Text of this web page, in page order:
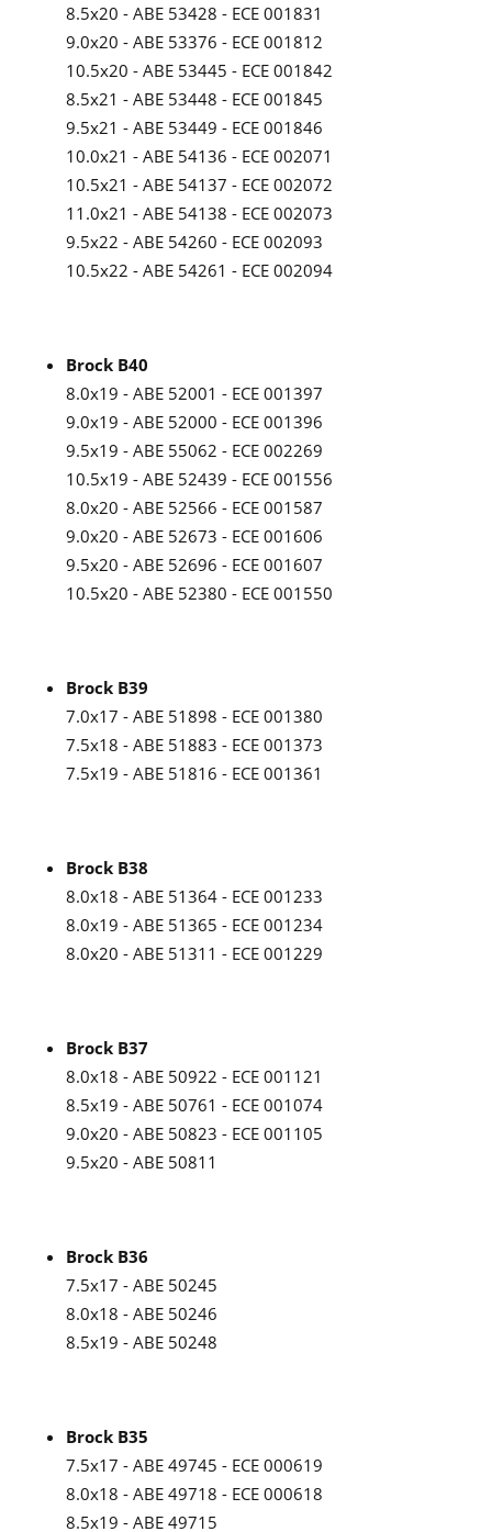
8.5x20 - ABE 53428 - ECE 001831
9.0x20 - ABE 53376 - ECE 001812
10.5x20 - ABE 53445 - ECE 001842
8.5x21 - ABE 53448 - ECE 001845
9.5x21 - ABE 53449 - ECE 001846
10.0x21 - ABE 54136 - ECE 002071
10.5x21 - ABE 54137 - ECE 002072
11.0x21 - ABE 54138 - ECE 002073
9.5x22 - ABE 54260 - ECE 002093
10.5x22 - ABE 54261 - ECE 002094
Brock B40
8.0x19 - ABE 52001 - ECE 001397
9.0x19 - ABE 52000 - ECE 001396
9.5x19 - ABE 55062 - ECE 002269
10.5x19 - ABE 52439 - ECE 001556
8.0x20 - ABE 52566 - ECE 001587
9.0x20 - ABE 52673 - ECE 001606
9.5x20 - ABE 52696 - ECE 001607
10.5x20 - ABE 52380 - ECE 001550
Brock B39
7.0x17 - ABE 51898 - ECE 001380
7.5x18 - ABE 51883 - ECE 001373
7.5x19 - ABE 51816 - ECE 001361
Brock B38
8.0x18 - ABE 51364 - ECE 001233
8.0x19 - ABE 51365 - ECE 001234
8.0x20 - ABE 51311 - ECE 001229
Brock B37
8.0x18 - ABE 50922 - ECE 001121
8.5x19 - ABE 50761 - ECE 001074
9.0x20 - ABE 50823 - ECE 001105
9.5x20 - ABE 50811
Brock B36
7.5x17 - ABE 50245
8.0x18 - ABE 50246
8.5x19 - ABE 50248
Brock B35
7.5x17 - ABE 49745 - ECE 000619
8.0x18 - ABE 49718 - ECE 000618
8.5x19 - ABE 49715